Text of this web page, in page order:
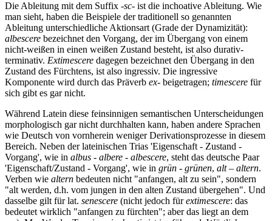
Die Ableitung mit dem Suffix -sc- ist die inchoative Ableitung. Wie
man sieht, haben die Beispiele der traditionell so genannten
Ableitung unterschiedliche Aktionsart (Grade der Dynamizität):
albescere bezeichnet den Vorgang, der im Übergang von einem
nicht-weißen in einen weißen Zustand besteht, ist also durativ-
terminativ. Extimescere dagegen bezeichnet den Übergang in den
Zustand des Fürchtens, ist also ingressiv. Die ingressive
Komponente wird durch das Präverb ex- beigetragen; timescere für
sich gibt es gar nicht.
Während Latein diese feinsinnigen semantischen Unterscheidungen
morphologisch gar nicht durchhalten kann, haben andere Sprachen
wie Deutsch von vornherein weniger Derivationsprozesse in diesem
Bereich. Neben der lateinischen Trias 'Eigenschaft - Zustand -
Vorgang', wie in albus - albere - albescere, steht das deutsche Paar
'Eigenschaft/Zustand - Vorgang', wie in grün - grünen, alt– altern.
Verben wie altern bedeuten nicht "anfangen, alt zu sein", sondern
"alt werden, d.h. vom jungen in den alten Zustand übergehen". Und
dasselbe gilt für lat. senescere (nicht jedoch fürextimescere: das
bedeutet wirklich "anfangen zu fürchten"; aber das liegt an dem